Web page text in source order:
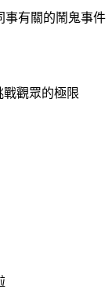
事有關的鬧鬼事件
戰觀眾的極限